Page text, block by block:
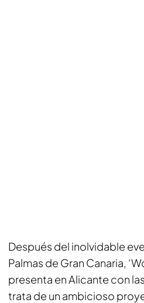
Después del inolvidable
Palmas de Gran Canaria,
presenta en Alicante con
trata de un ambicioso